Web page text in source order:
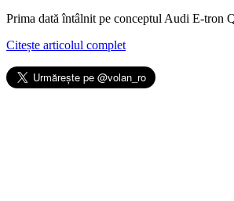
Prima dată întâlnit pe conceptul Audi E-tron
Citește articolul complet